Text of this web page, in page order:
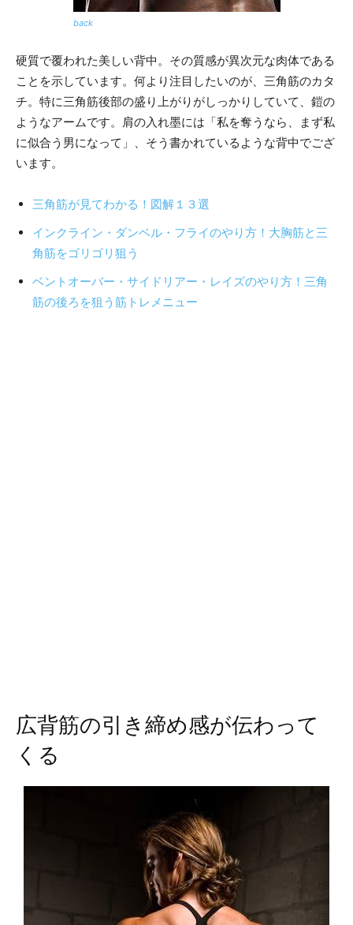
back
硬質で覆われた美しい背中。その質感が異次元な肉体である
ことを示しています。何より注目したいのが、三角筋のカタ
チ。特に三角筋後部の盛り上がりがしっかりしていて、鎧の
ようなアームです。肩の入れ墨には「私を奪うなら、まず私
に似合う男になって」、そう書かれているような背中でござ
います。
三角筋が見てわかる！図解１３選
インクライン・ダンベル・フライのやり方！大胸筋と三
角筋をゴリゴリ狙う
ベントオーバー・サイドリアー・レイズのやり方！三角
筋の後ろを狙う筋トレメニュー
広背筋の引き締め感が伝わって
くる